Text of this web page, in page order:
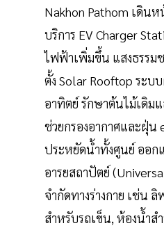
Nakhon Pathom เดินห
บริการ EV Charger
ไฟฟ้าเพิ่มขึ้น แสงธรรม
ตั้ง Solar Rooftop ระบ
อาทิตย์ รักษาต้นไม้เดิม
ช่วยกรองอากาศและฝุ่
ประหยัดน้ำทั้งศูนย์ ออก
อารยสถาปัตย์
จำกัดทางร่างกาย เช่น ลิ
สำหรับรถเข็น, ห้องน้ำ